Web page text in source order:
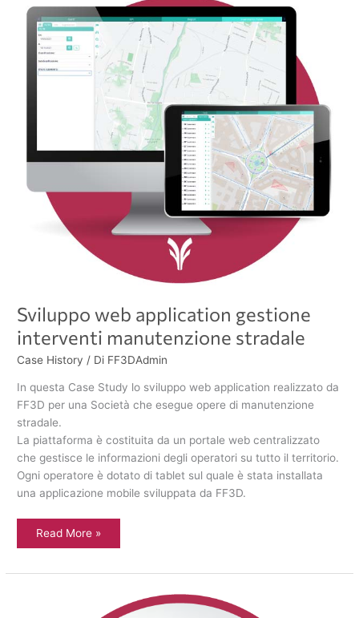
Sviluppo web application gestione
interventi manutenzione stradale
Case History / Di FF3DAdmin
In questa Case Study lo sviluppo web application realizzato da
FF3D per una Società che esegue opere di manutenzione
stradale.
La piattaforma è costituita da un portale web centralizzato
che gestisce le informazioni degli operatori su tutto il territorio.
Ogni operatore è dotato di tablet sul quale è stata installata
una applicazione mobile sviluppata da FF3D.
web
application
gestione
interventi
manutenzione
stradale
Read More »